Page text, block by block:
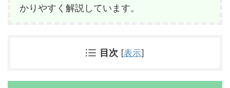
かりやすく解説しています。
目次 [表示]